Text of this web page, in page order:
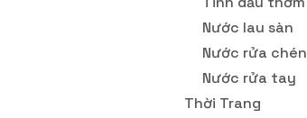
Nước lau sàn
Nước rửa chén
Nước rửa tay
Thời Trang